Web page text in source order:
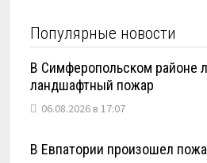
Популярные новости
В Симферопольском районе
ландшафтный пожар
06.08.2026 в 17:07
В Евпатории произошел